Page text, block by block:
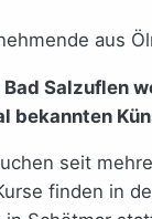
Salzuflen
bekannten
seit
finden in